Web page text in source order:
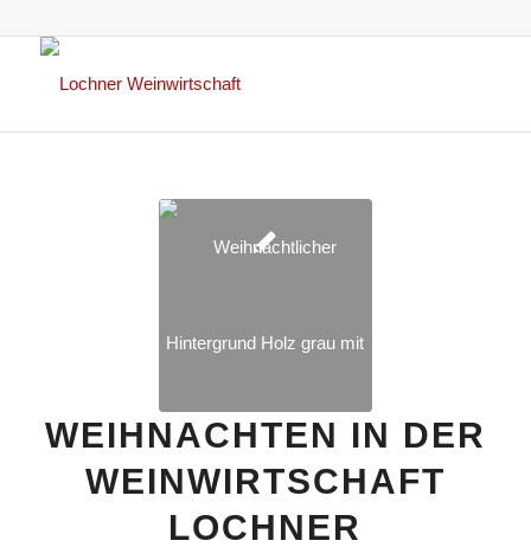
WEIHNACHTEN IN DER
WEINWIRTSCHAFT
LOCHNER